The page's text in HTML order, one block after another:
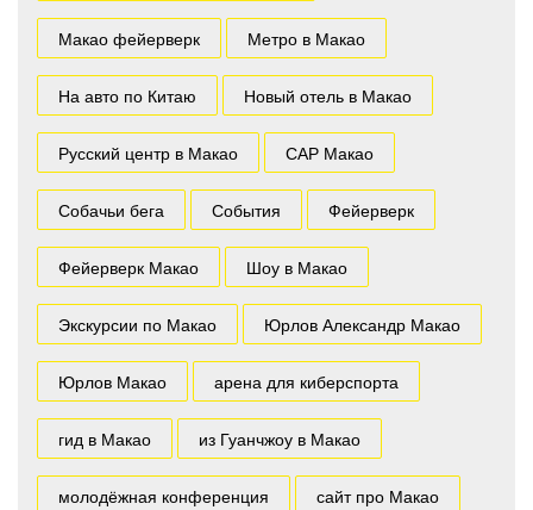
Макао фейерверк Метро в Макао
На авто по Китаю Новый отель в Макао
Русский центр в Макао САР Макао
Собачьи бега События Фейерверк
Фейерверк Макао Шоу в Макао
Экскурсии по Макао Юрлов Александр Макао
Юрлов Макао арена для киберспорта
гид в Макао из Гуанчжоу в Макао
молодёжная конференция сайт про Макао